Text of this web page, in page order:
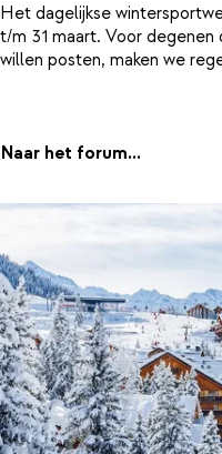
Het dagelijkse
t/m 31 maart. Voor
willen posten, maken we
Naar het forum...